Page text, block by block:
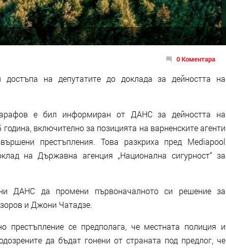
0 Коментара
достъпа на депутатите до доклада за дейността на
е бил информиран от ДАНС за дейността на
включително за позицията на варненските агенти
престъпления. Това разкриха пред Mediapool
на Държавна агенция „Национална сигурност“ за
ДАНС да промени първоначалното си решение за
и Джони Чатадзе.
се предполага, че местната полиция и
да бъдат гонени от страната под предлог, че